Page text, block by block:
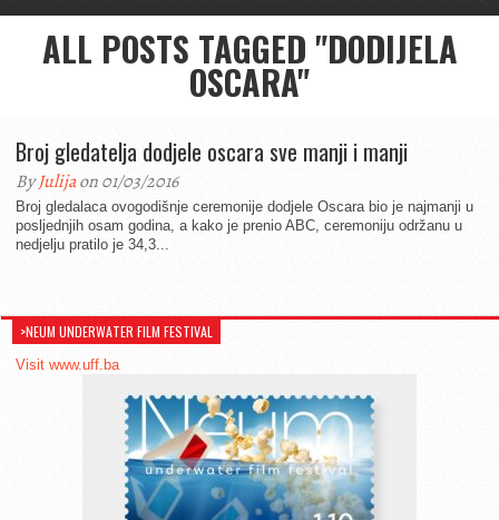
ALL POSTS TAGGED "DODIJELA
OSCARA"
Broj gledatelja dodjele oscara sve manji i manji
ByJulijaon 01/03/2016
Broj gledalaca ovogodišnje ceremonije dodjele Oscara bio je najmanji u
posljednjih osam godina, a kako je prenio ABC, ceremoniju održanu u
nedjelju pratilo je 34,3...
>NEUM UNDERWATER FILM FESTIVAL
Visit www.uff.ba